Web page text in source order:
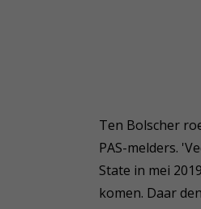
Ten Bolscher
PAS-melders.
State in mei
komen. Daar